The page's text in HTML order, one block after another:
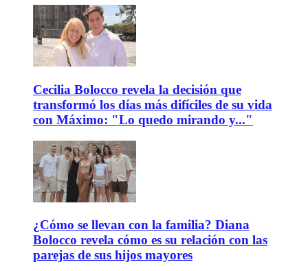
Cecilia Bolocco revela la decisión que
transformó los días más difíciles de su vida
con Máximo: "Lo quedo mirando y..."
¿Cómo se llevan con la familia? Diana
Bolocco revela cómo es su relación con las
parejas de sus hijos mayores